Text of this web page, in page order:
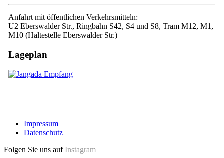
Anfahrt mit öffentlichen Verkehrsmitteln:
U2 Eberswalder Str., Ringbahn S42, S4 und S8, Tram M12, M1,
M10 (Haltestelle Eberswalder Str.)
Lageplan
Impressum
Datenschutz
Folgen Sie uns auf Instagram